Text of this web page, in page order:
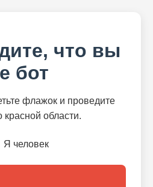
что вы
бот
флажок и проведите
области.
Я человек